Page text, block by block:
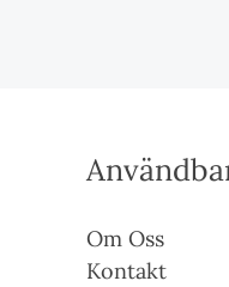
Om Oss
Kontakt